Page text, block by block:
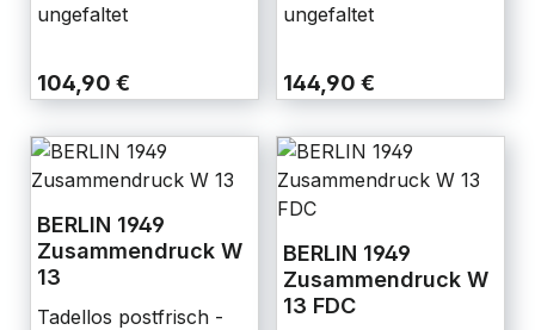
ungefaltet
104,90 €
ungefaltet
144,90 €
BERLIN 1949
Zusammendruck W
13
Tadellos postfrisch -
BERLIN 1949
Zusammendruck W
13 FDC